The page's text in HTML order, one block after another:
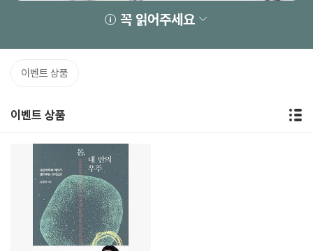
꼭 읽어주세요
이벤트 상품
이벤트 상품